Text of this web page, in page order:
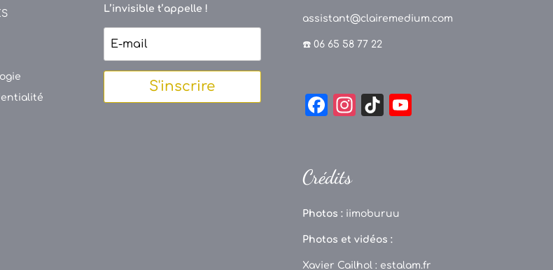
L’invisible t’appelle !
S'inscrire
assistant@clairemedium.com
☎️ 06 65 58 77 22
F
e
o
o
k
In
a
m
Ti
C
Crédits
Photos : iimoburuu
Photos et vidéos :
Xavier Cailhol : estalam.fr